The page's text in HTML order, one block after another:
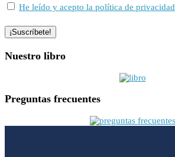
He leído y acepto la política de privacidad
Nuestro libro
Preguntas frecuentes